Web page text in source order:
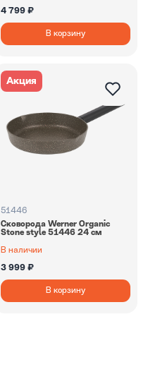
4 799 ₽
В корзину
Акция
51446
Сковорода Werner Organic
Stone style 51446 24 см
В наличии
3 999 ₽
В корзину